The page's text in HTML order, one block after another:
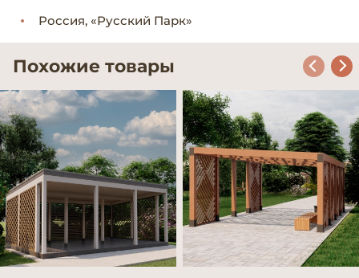
Россия, «Русский Парк»
Похожие товары